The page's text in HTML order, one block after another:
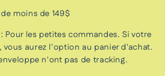
moins de 149$
Pour les petites commandes. Si votre
aurez l'option au panier d'achat.
n'ont pas de tracking.